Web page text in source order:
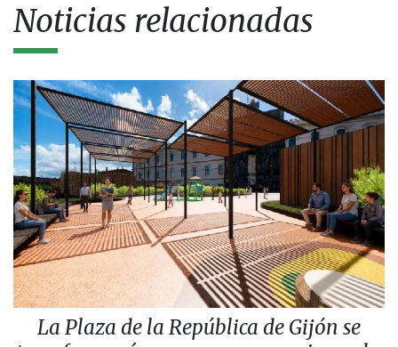
Noticias relacionadas
La Plaza de la República de Gijón se